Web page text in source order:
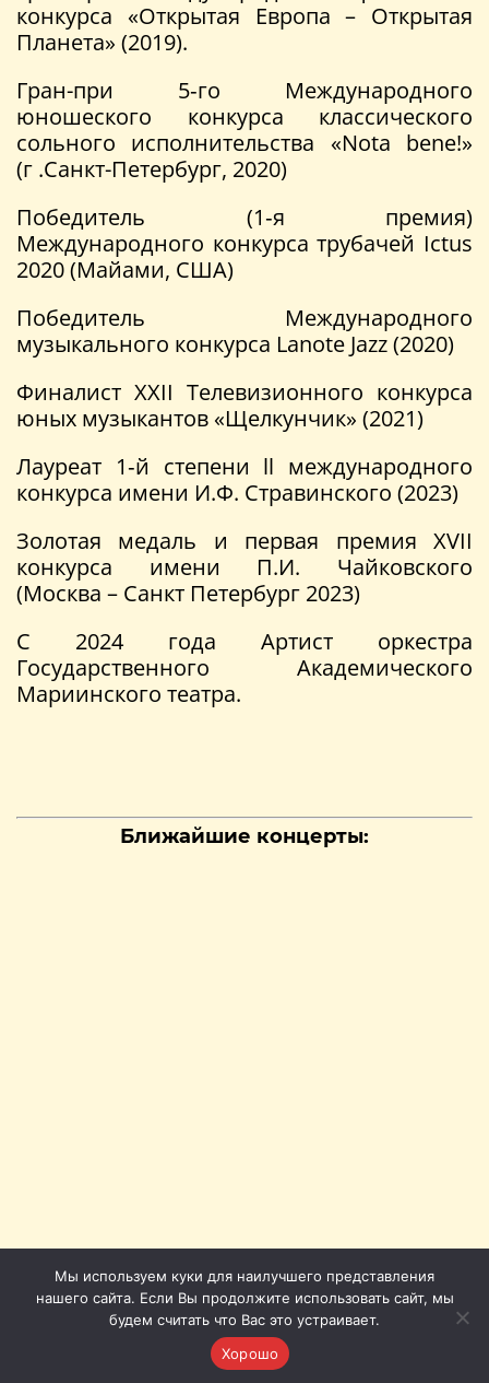
конкурса «Открытая Европа – Открытая
Планета» (2019).
Гран-при 5‑го Международного
юношеского конкурса классического
сольного исполнительства «Nota bene!»
(г .Санкт-Петербург, 2020)
Победитель (1‑я премия)
Международного конкурса трубачей Ictus
2020 (Майами, США)
Победитель Международного
музыкального конкурса Lanote Jazz (2020)
Финалист XXII Телевизионного конкурса
юных музыкантов «Щелкунчик» (2021)
Лауреат 1‑й степени ll международного
конкурса имени И.Ф. Стравинского (2023)
Золотая медаль и первая премия XVII
конкурса имени П.И. Чайковского
(Москва – Санкт Петербург 2023)
С 2024 года Артист оркестра
Государственного Академического
Мариинского театра.
Ближайшие концерты:
Мы используем куки для наилучшего представления
нашего сайта. Если Вы продолжите использовать сайт, мы
будем считать что Вас это устраивает.
Хорошо